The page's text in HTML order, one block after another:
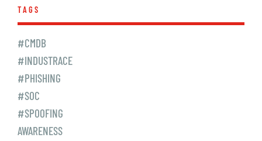
TAGS
#CMDB
#INDUSTRACE
#PHISHING
#SOC
#SPOOFING
AWARENESS